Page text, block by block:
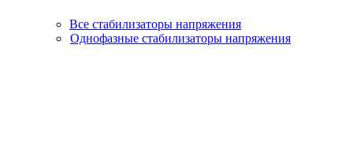
Все стабилизаторы напряжения
Однофазные стабилизаторы напряжения